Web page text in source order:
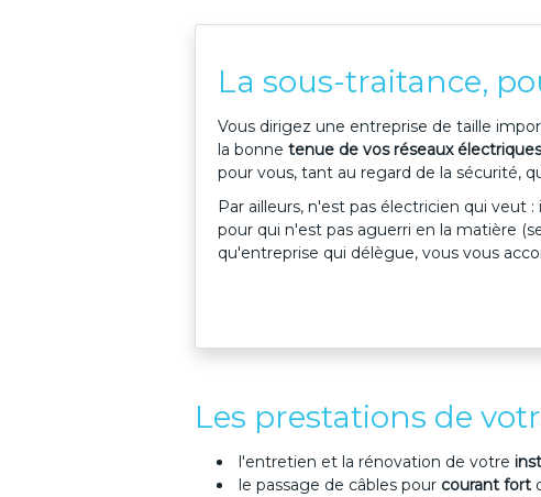
La sous-traitance,
Vous dirigez une entreprise de taille
la bonne tenue de vos réseaux électriques
pour vous, tant au regard de la sécurité,
Par ailleurs, n'est pas électricien qui
pour qui n'est pas aguerri en la matière
qu'entreprise qui délègue, vous vous
Les prestations de
l'entretien et la rénovation de votre
le passage de câbles pour courant fort